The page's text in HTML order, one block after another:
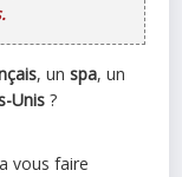
, unspa, un
Unis ?
vous faire